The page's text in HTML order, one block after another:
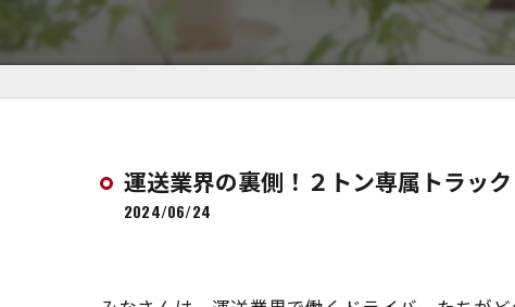
運送業界の裏側！２トン専属トラッ
2024/06/24